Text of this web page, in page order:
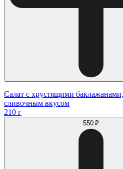
Салат с хрустящими
сливочным вкусом
210 г
550 ₽